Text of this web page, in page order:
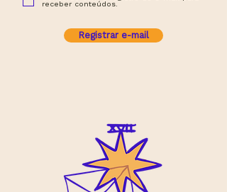
receber conteúdos.
Registrar e-mail